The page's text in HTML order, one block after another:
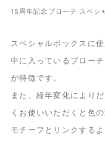
15周年記念ブローチ スペシ
スペシャルボックスに
中に入っているブロー
が特徴です。
また、経年変化により
くお使いいただくと色
モチーフとリンクする